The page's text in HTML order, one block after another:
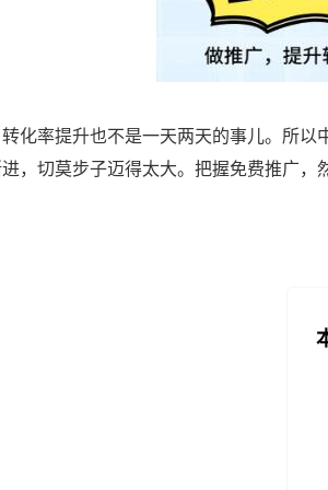
转化率提升也不是一天两天的事儿。所
，切莫步子迈得太大。把握免费推广，